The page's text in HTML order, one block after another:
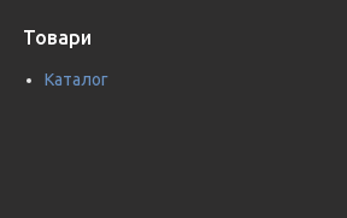
Товари
Каталог